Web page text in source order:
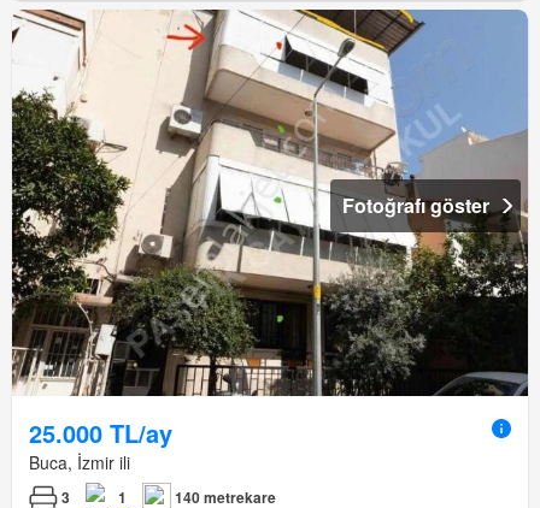
Fotoğrafı göster
25.000 TL/ay
Buca, İzmir ili
3 1 140 metrekare